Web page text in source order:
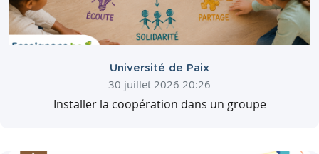
Université de Paix
30 juillet 2026 20:26
Installer la coopération dans un groupe